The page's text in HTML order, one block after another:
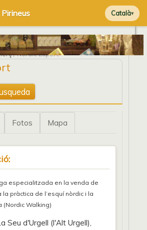
Català
/ Nòrdic Esport
Fotos Mapa
especialitzada en la venda de
la pràctica de l’esquí nòrdic i la
(Nordic Walking)
Seu d'Urgell (l'Alt Urgell),